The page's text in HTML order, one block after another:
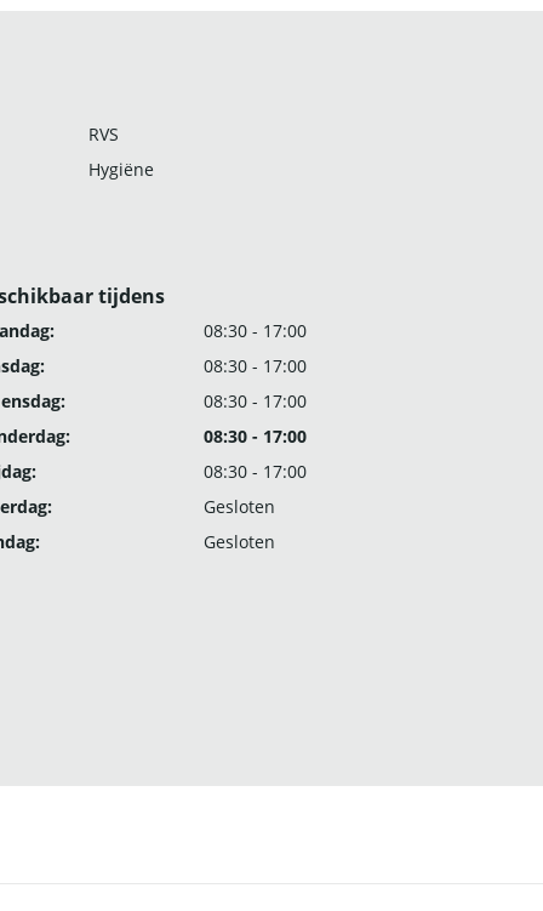
RVS
Hygiëne
tijdens
08:30 - 17:00
08:30 - 17:00
08:30 - 17:00
08:30 - 17:00
08:30 - 17:00
Gesloten
Gesloten